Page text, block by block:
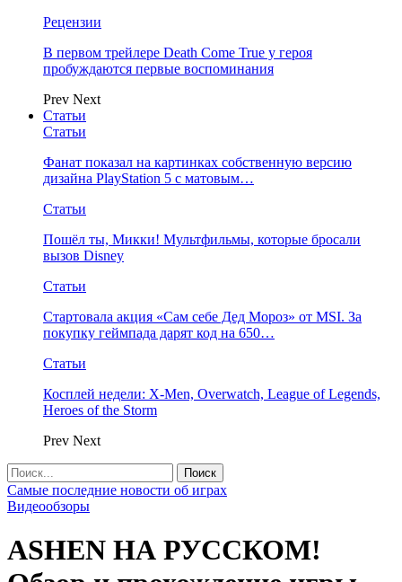
Рецензии
В первом трейлере Death Come True у героя
пробуждаются первые воспоминания
Prev Next
Статьи
Статьи
Фанат показал на картинках собственную версию
дизайна PlayStation 5 с матовым…
Статьи
Пошёл ты, Микки! Мультфильмы, которые бросали
вызов Disney
Статьи
Стартовала акция «Сам себе Дед Мороз» от MSI. За
покупку геймпада дарят код на 650…
Статьи
Косплей недели: X-Men, Overwatch, League of Legends,
Heroes of the Storm
Prev Next
Самые последние новости об играх
Видеообзоры
ASHEN НА РУССКОМ!